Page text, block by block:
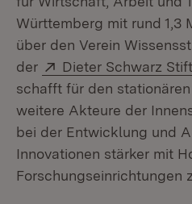
Württemberg mit rund 1,3
über den Verein
der
Extern:
Dieter Schwarz
schafft für den
weitere Akteure der
bei der Entwicklung und
Innovationen stärker mit
Forschungseinrichtungen